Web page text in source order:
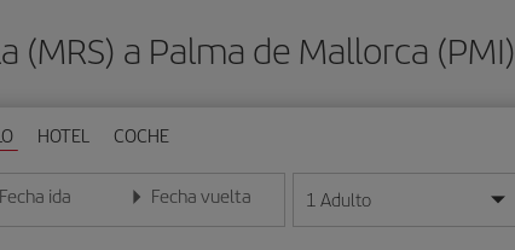
(MRS) a Palma de Mallorca (PMI)
HOTEL COCHE
Fecha ida
la fecha en formato día/mes/año
Fecha vuelta
Introduce la fecha en formato día/mes/año
1 Adulto